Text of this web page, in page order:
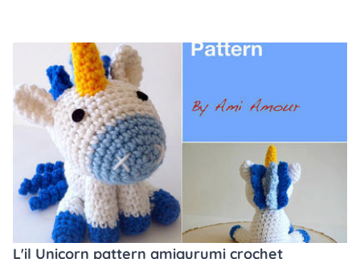
L'il Unicorn pattern amigurumi crochet